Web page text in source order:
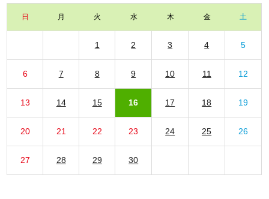
日 月 火 水 木 金 土
1 2 3 4 5
6 7 8 9 10 11 12
13 14 15 16 17 18 19
20 21 22 23 24 25 26
27 28 29 30